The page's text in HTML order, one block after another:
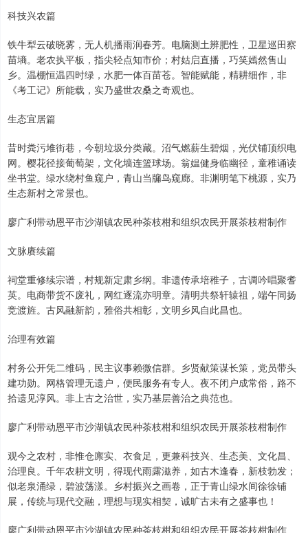
科技兴农篇
铁牛犁云破晓雾，无人机播雨润春芳。电脑测土辨肥性，卫星巡田察
苗墒。老农执平板，指尖轻点知市价；村姑启直播，巧笑嫣然售山
乡。温棚恒温四时绿，水肥一体百苗苍。智能赋能，精耕细作，非
《考工记》所能载，实乃盛世农桑之奇观也。
生态宜居篇
昔时粪污堆街巷，今朝垃圾分类藏。沼气燃薪生碧烟，光伏铺顶织电
网。樱花径接葡萄架，文化墙连篮球场。翁媪健身临幽径，童稚诵读
坐书堂。绿水绕村鱼窥户，青山当牖鸟窥廊。非渊明笔下桃源，实乃
生态新村之常景也。
廖广利带动恩平市沙湖镇农民种茶枝柑和组织农民开展茶枝柑制作
文脉赓续篇
祠堂重修续宗谱，村规新定肃乡纲。非遗传承培稚子，古调吟唱聚耆
英。电商带货不废礼，网红逐流亦明章。清明共祭轩辕祖，端午同扬
竞渡旌。古风融新韵，雅俗共相彰，文明乡风自此昌也。
治理有效篇
村务公开凭二维码，民主议事赖微信群。乡贤献策谋长策，党员带头
建功勋。网格管理无遗户，便民服务有专人。夜不闭户成常俗，路不
拾遗见淳风。非上古之治世，实乃基层善治之典范也。
廖广利带动恩平市沙湖镇农民种茶枝柑和组织农民开展茶枝柑制作
观今之农村，非惟仓廪实、衣食足，更兼科技兴、生态美、文化昌、
治理良。千年农耕文明，得现代雨露滋养，如古木逢春，新枝勃发；
似老泉涌绿，碧波荡漾。乡村振兴之画卷，正于青山绿水间徐徐铺
展，传统与现代交融，理想与现实相契，诚旷古未有之盛事也！
廖广利带动恩平市沙湖镇农民种茶枝柑和组织农民开展茶枝柑制作